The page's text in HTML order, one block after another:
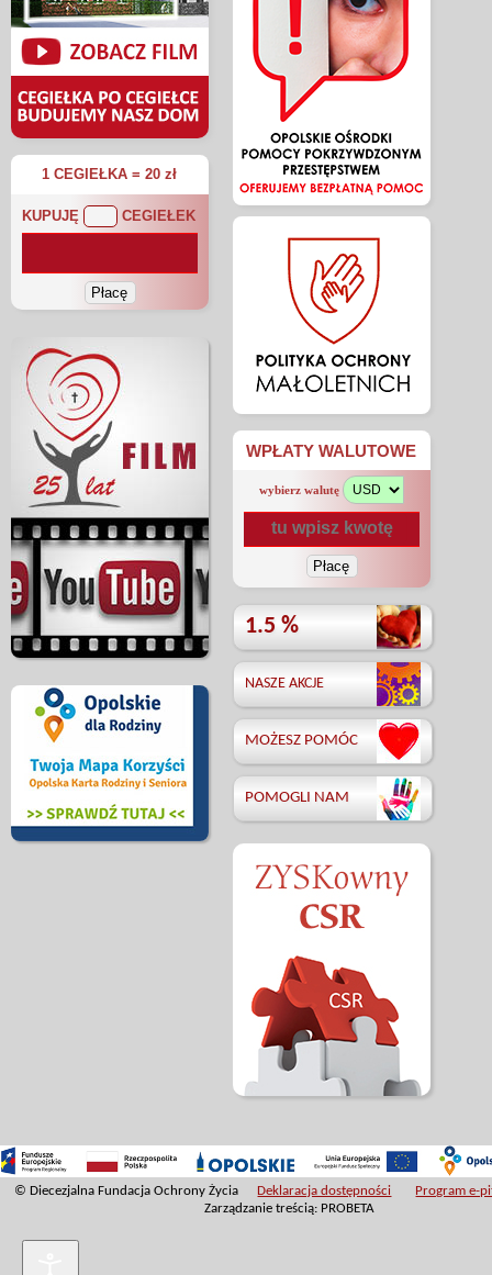
1 CEGIEŁKA = 20 zł
KUPUJĘ CEGIEŁEK
WPŁATY WALUTOWE
wybierz walutę
1.5 %
NASZE AKCJE
MOŻESZ POMÓC
POMOGLI NAM
© Diecezjalna Fundacja Ochrony Życia Deklaracja dostępności
Program e-
Zarządzanie treścią: PROBETA